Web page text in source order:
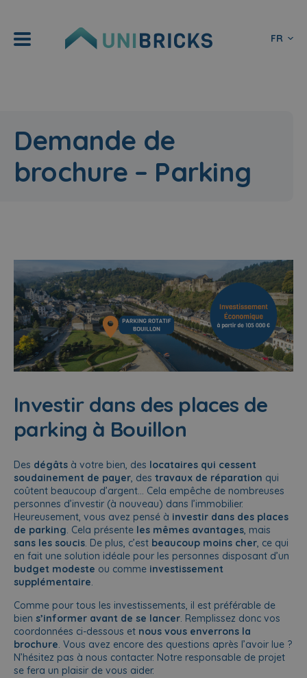
FR
Demande de
brochure – Parking
Investir dans des places de
parking à Bouillon
Des dégâts à votre bien, des locataires qui cessent
soudainement de payer, des travaux de réparation qui
coûtent beaucoup d’argent… Cela empêche de nombreuses
personnes d’investir (à nouveau) dans l’immobilier.
Heureusement, vous avez pensé à investir dans des places
de parking. Cela présente les mêmes avantages, mais
sans les soucis. De plus, c’est beaucoup moins cher, ce qui
en fait une solution idéale pour les personnes disposant d’un
budget modeste ou comme investissement
supplémentaire.
Comme pour tous les investissements, il est préférable de
bien s’informer avant de se lancer. Remplissez donc vos
coordonnées ci-dessous et nous vous enverrons la
brochure. Vous avez encore des questions après l’avoir lue ?
N’hésitez pas à nous contacter. Notre responsable de projet
se fera un plaisir de vous aider.